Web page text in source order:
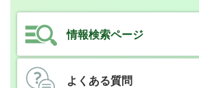
情報検索ページ
よくある質問